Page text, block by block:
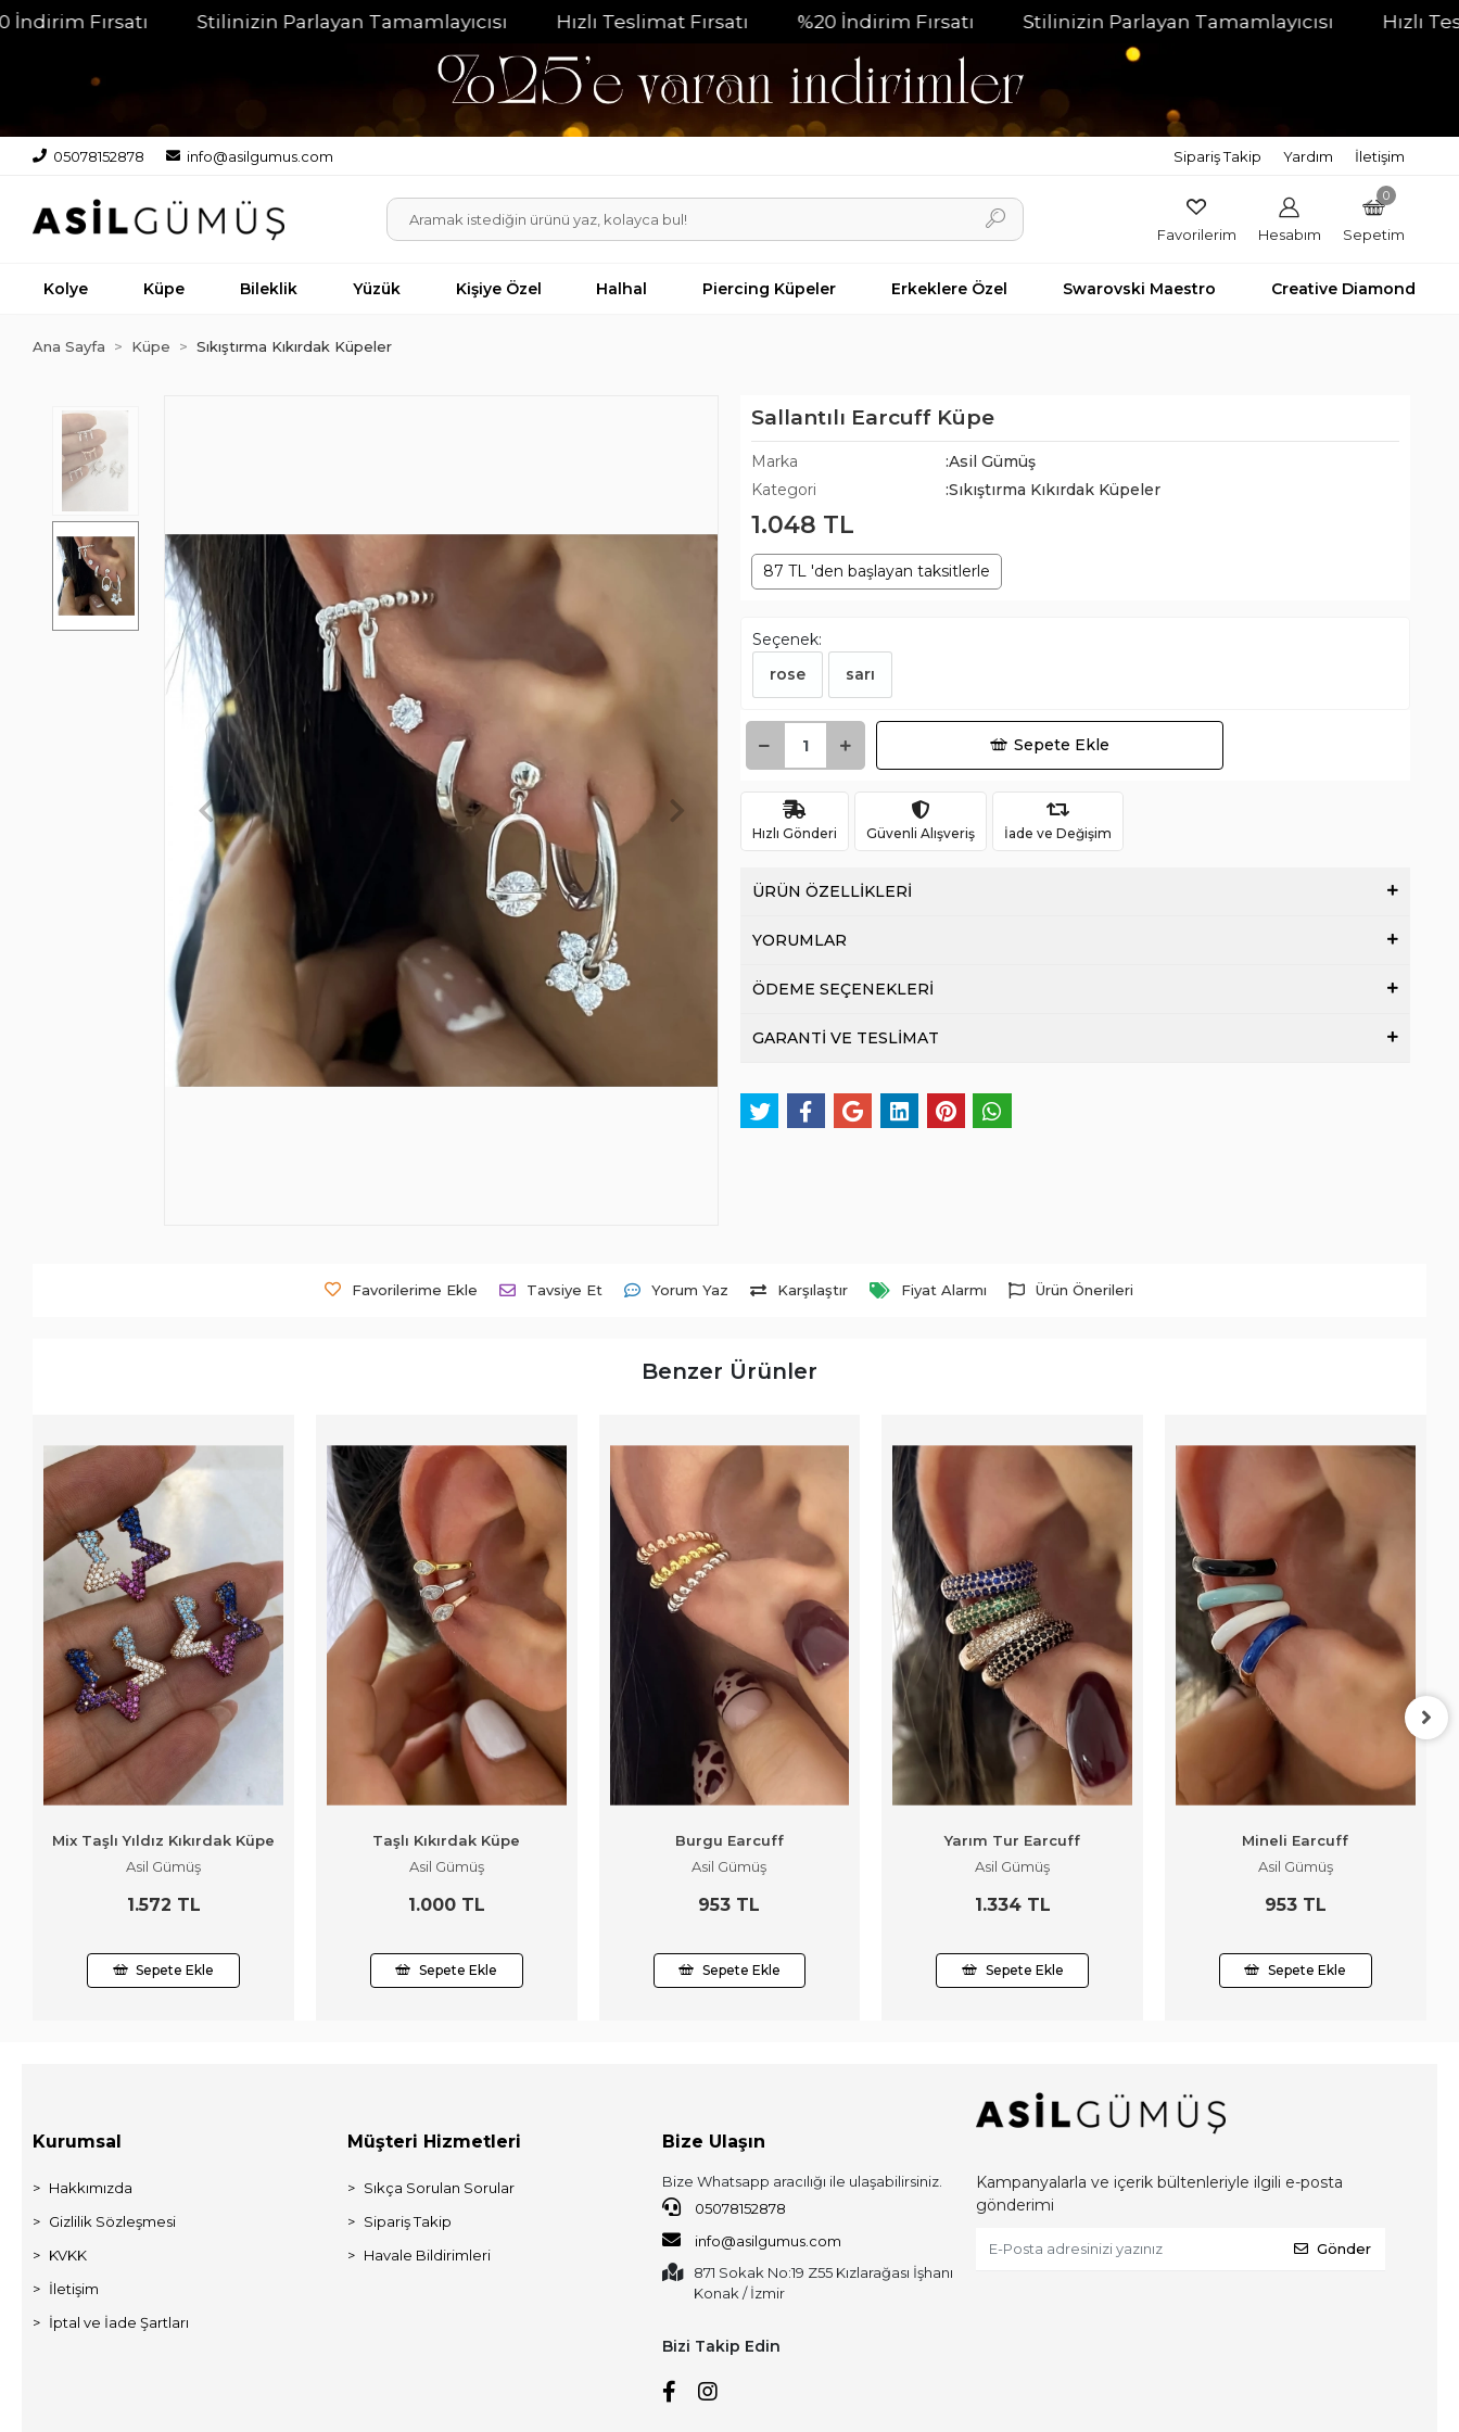
Fırsatı Stilinizin Parlayan Tamamlayıcısı Hızlı Teslimat Fırsatı %20 İndirim Fırsatı Stilinizin Parlayan Tamamlayıcısı Hızlı Teslimat
05078152878 info@asilgumus.com Sipariş Takip Yardım İletişim
Favorilerim Hesabım
0
Sepetim
Kolye Küpe Bileklik Yüzük Kişiye Özel Halhal Piercing Küpeler Erkeklere Özel Swarovski Maestro Creative Diamond
Ana Sayfa Küpe Sıkıştırma Kıkırdak Küpeler
Sallantılı Earcuff Küpe
Marka
:Asil Gümüş
Kategori
:Sıkıştırma Kıkırdak Küpeler
1.048 TL
87 TL 'den başlayan taksitlerle
Seçenek:
rose
sarı
Sepete Ekle
Hızlı Gönderi Güvenli Alışveriş İade ve Değişim
ÜRÜN ÖZELLİKLERİ
YORUMLAR
ÖDEME SEÇENEKLERİ
GARANTİ VE TESLİMAT
Favorilerime Ekle Tavsiye Et Yorum Yaz Karşılaştır Fiyat Alarmı Ürün Önerileri
Benzer Ürünler
Mix Taşlı Yıldız Kıkırdak Küpe
Asil Gümüş
1.572 TL
Sepete Ekle
Taşlı Kıkırdak Küpe
Asil Gümüş
1.000 TL
Sepete Ekle
Burgu Earcuff
Asil Gümüş
953 TL
Sepete Ekle
Yarım Tur Earcuff
Asil Gümüş
1.334 TL
Sepete Ekle
Mineli Earcuff
Asil Gümüş
953 TL
Sepete Ekle
Kurumsal
Hakkımızda
Gizlilik Sözleşmesi
KVKK
İletişim
İptal ve İade Şartları
Müşteri Hizmetleri
Sıkça Sorulan Sorular
Sipariş Takip
Havale Bildirimleri
Bize Ulaşın
Bize Whatsapp aracılığı ile ulaşabilirsiniz.
05078152878
info@asilgumus.com
871 Sokak No:19 Z55 Kızlarağası İşhanı
Konak / İzmir
Bizi Takip Edin
Kampanyalarla ve içerik bültenleriyle ilgili e-posta
gönderimi
Gönder